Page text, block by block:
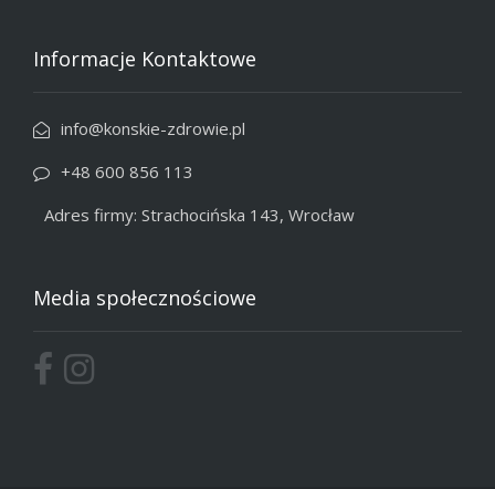
Informacje Kontaktowe
info@konskie-zdrowie.pl
+48 600 856 113
Adres firmy: Strachocińska 143, Wrocław
Media społecznościowe